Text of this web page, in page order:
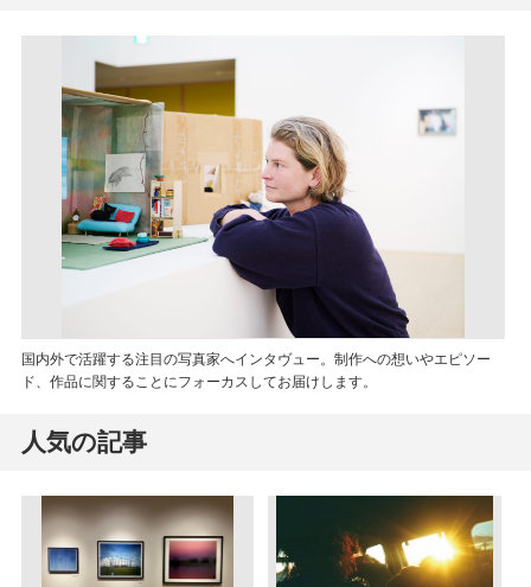
国内外で活躍する注目の写真家へインタヴュー。制作への想いやエピソー
ド、作品に関することにフォーカスしてお届けします。
人気の記事